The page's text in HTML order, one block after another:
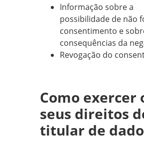
Informação sobre a
possibilidade de não
consentimento e
consequências da
Revogação do
Como exercer
seus direitos
titular de